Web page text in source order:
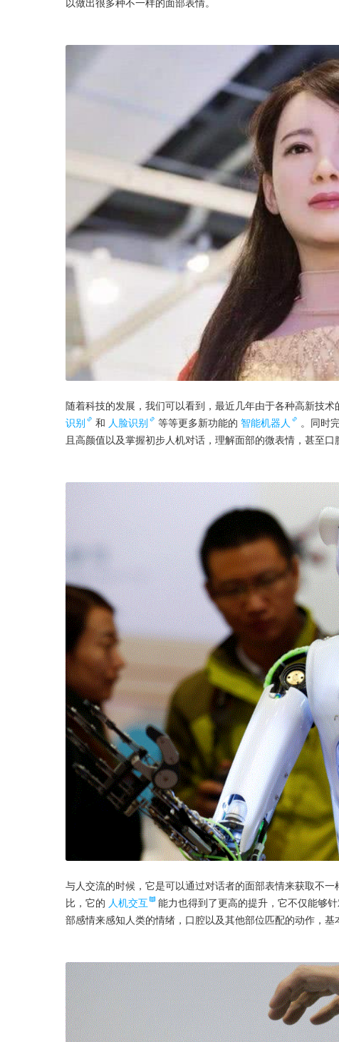
随着科技的发展，我们可以看到，最近几年由于各种高新技
识别
和 人脸识别 等等更多新功能的 智能机器人
。同时
且高颜值以及掌握初步人机对话，理解面部的微表情，甚至口
与人交流的时候，它是可以通过对话者的面部表情来获取不
比，它的 人机交互
能力也得到了更高的提升，它不仅能够
部感情来感知人类的情绪，口腔以及其他部位匹配的动作，基